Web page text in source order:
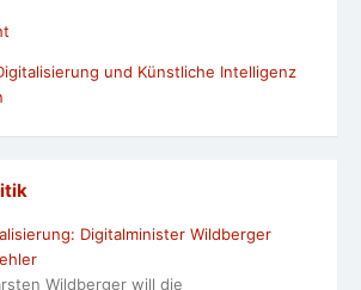
und Künstliche Intelligenz
Digitalminister Wildberger
Wildberger will die